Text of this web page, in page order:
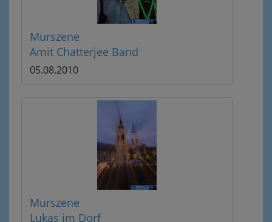
Murszene
Amit Chatterjee Band
05.08.2010
Murszene
Lukas im Dorf